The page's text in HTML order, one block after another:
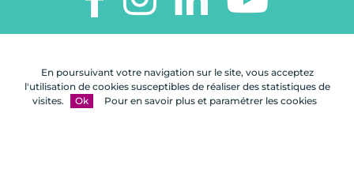
En poursuivant votre navigation sur le site, vous acceptez
l'utilisation de cookies susceptibles de réaliser des statistiques de
visites.
Ok Pour en savoir plus et paramétrer les cookies
92100 Boulogne-Billancourt